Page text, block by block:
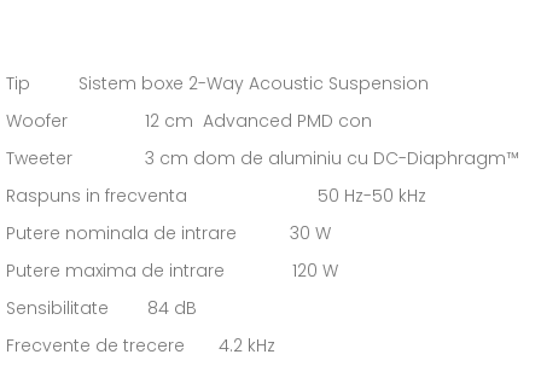
Tip Sistem boxe 2-Way Acoustic Suspension
Woofer 12 cm Advanced PMD con
Tweeter 3 cm dom de aluminiu cu DC-Diaphragm™
Raspuns in frecventa 50 Hz-50 kHz
Putere nominala de intrare 30 W
Putere maxima de intrare 120 W
Sensibilitate 84 dB
Frecvente de trecere 4.2 kHz